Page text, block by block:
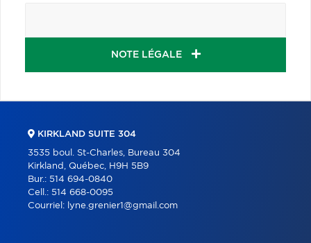
NOTE LÉGALE
KIRKLAND SUITE 304
3535 boul. St-Charles, Bureau 304
Kirkland, Québec, H9H 5B9
Bur.: 514 694-0840
Cell.: 514 668-0095
Courriel: lyne.grenier1@gmail.com